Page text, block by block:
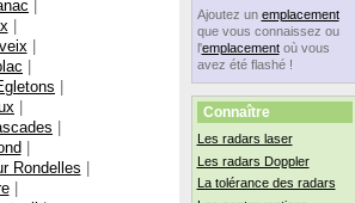
Ajoutez un emplacement
que vous connaissez ou
l'emplacementoù vous
avez été flashé !
Connaître
Les radars laser
Les radars Doppler
La tolérance des radars
|
|
|
|
|
|
|
|
Rondelles |
|